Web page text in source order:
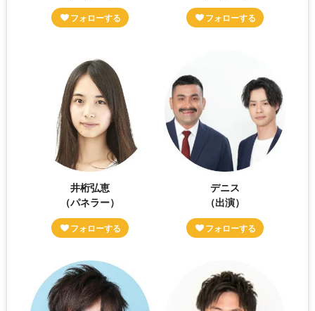
井桁弘恵
（パネラー）
デニス
（出演）